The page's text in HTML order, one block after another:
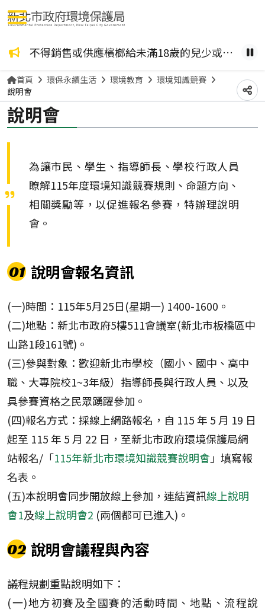
咖啡檳榔、檳榔糖葫蘆？ 檳榔不管加了什麼風味，都是致癌物！請拒絕嚼食。 不得銷售或供應檳榔給未滿18歲的兒少或孕婦。 健暫
選單按鈕
首頁 環保永續生活 環境教育
環境知識競賽
說明會
分
說明會
為讓市民、學生、指導師長、學校行政人員
瞭解115年度環境知識競賽規則、命題方向、
相關獎勵等，以促進報名參賽，特辦理說明
會。
01 說明會報名資訊
(一)時間：115年5月25日(星期一) 1400-1600。
(二)地點：新北市政府5樓511會議室(新北市板橋區中
山路1段161號)。
(三)參與對象：歡迎新北市學校（國小、國中、高中
職、大專院校1~3年級）指導師長與行政人員、以及
具參賽資格之民眾踴躍參加。
(四)報名方式：採線上網路報名，自 115 年 5 月 19 日
起至 115 年 5 月 22 日，至新北市政府環境保護局網
站報名/「115年新北市環境知識競賽說明會」填寫報
名表。
(五)本說明會同步開放線上參加，連結資訊線上說明
會1及線上說明會2 (兩個都可已進入)。
02 說明會議程與內容
議程規劃重點說明如下：
(一)地方初賽及全國賽的活動時間、地點、流程說